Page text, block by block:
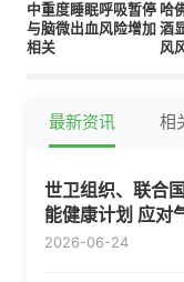
中重度睡眠呼吸暂停
与脑微出血风险增加
相关
哈
酒
风
最新资讯 相
世卫组织、联合
能健康计划 应对
2026-06-24